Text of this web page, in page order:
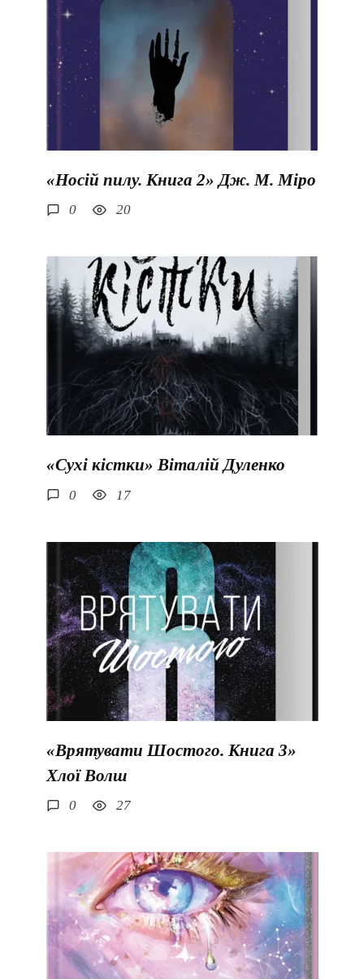
«Носій пилу. Книга 2» Дж. М. Міро
0 20
«Сухі кістки» Віталій Дуленко
0 17
«Врятувати Шостого. Книга 3»
Хлої Волш
0 27